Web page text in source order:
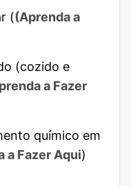
((Aprenda a
(cozido e
a Fazer
químico em
a Fazer Aqui)